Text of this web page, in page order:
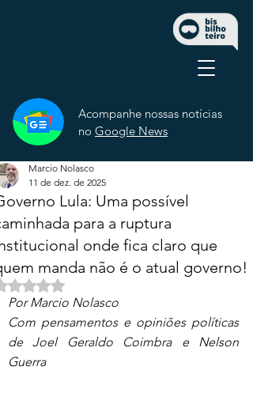
Acompanhe nossas notícias
no Google News
Lula: Uma possível
para a ruptura
onde fica claro que
manda não é o atual governo!
Marcio Nolasco
11 de dez. de 2025
Avaliado com NaN de 5 estrelas.
Por Marcio Nolasco
Com pensamentos e opiniões políticas
de Joel Geraldo Coimbra e Nelson
Guerra